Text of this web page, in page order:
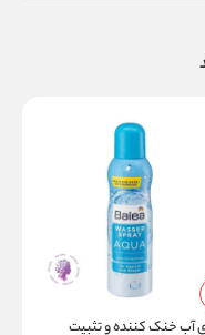
آب خنک کننده و تثبیت